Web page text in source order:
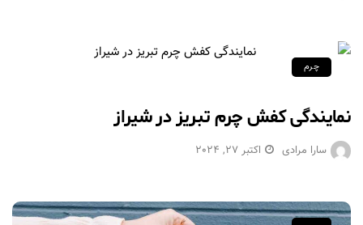
چرم
نمایندگی کفش چرم تبریز در شیراز
سارا مرادی اکتبر 27, 2024